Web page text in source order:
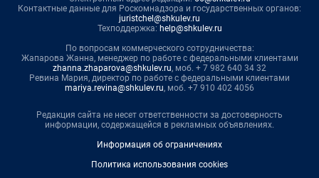
Контактные данные для Роскомнадзора и государственных органов:
juristchel@shkulev.ru
Техподдержка: help@shkulev.ru
По вопросам коммерческого сотрудничества:
Жапарова Жанна, менеджер по работе с федеральными клиентами
zhanna.zhaparova@shkulev.ru, моб. + 7 982 640 34 32
Ревина Мария, директор по работе с федеральными клиентами
mariya.revina@shkulev.ru, моб. +7 910 402 4056
Редакция сайта не несет ответственности за достоверность
информации, содержащейся в рекламных объявлениях.
Информация об ограничениях
Политика использования cookies